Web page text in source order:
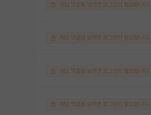
해당 댓글을 보려면 로그인이 필요합니다.
해당 댓글을 보려면 로그인이 필요합니다.
해당 댓글을 보려면 로그인이 필요합니다.
해당 댓글을 보려면 로그인이 필요합니다.